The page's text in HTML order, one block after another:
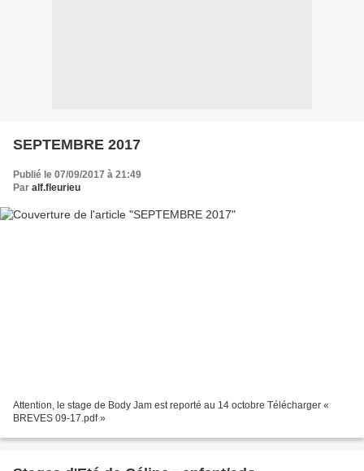
SEPTEMBRE 2017
Publié le 07/09/2017 à 21:49
Par alf.fleurieu
Attention, le stage de Body Jam est reporté au 14 octobre Télécharger «
BREVES 09-17.pdf »